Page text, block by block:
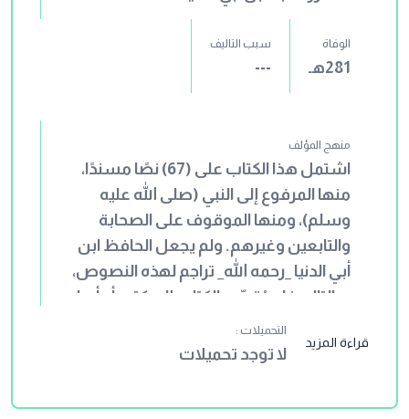
الوفاة
281هـ
سبب التاليف
---
منهج المؤلف
اشتمل هذا الكتاب على (67) نصًا مسندًا،
منها المرفوع إلى النبي (صلى الله عليه
وسلم)، ومنها الموقوف على الصحابة
والتابعين وغيرهم. ولم يجعل الحافظ ابن
أبي الدنيا _رحمه الله_ تراجم لهذه النصوص،
وبالتالي فلم يُقسّم الكتاب إلى كتب أو أبواب
أو نحو ذلك، بل سرد مادته سردًا. وكعادة
ابن أبي الدنيا _رحمه الله_ في سائر كتبه؛ فقد
قراءة المزيد
التحميلات :
لا توجد تحميلات